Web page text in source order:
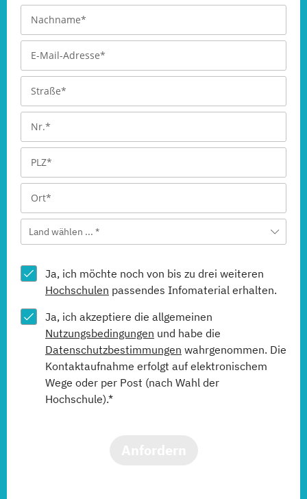
Land wählen ... *
Ja, ich möchte noch von bis zu drei weiteren
Hochschulen passendes Infomaterial erhalten.
Ja, ich akzeptiere die allgemeinen
Nutzungsbedingungen und habe die
Datenschutzbestimmungen wahrgenommen. Die
Kontaktaufnahme erfolgt auf elektronischem
Wege oder per Post (nach Wahl der
Hochschule).*